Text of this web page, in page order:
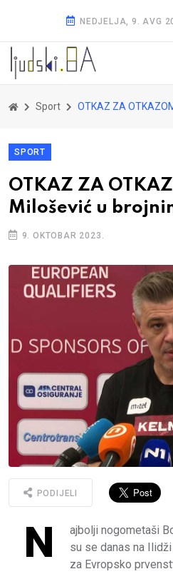
NEDJELJA, 9. AVG
Sport OTKAZ ZA OTKAZOM: Selektor Milošević u
SPORT
OTKAZ ZA
Milošević u
9. OKTOBAR 2023.
PODIJELI
N
ajbolji nogometaši
su se danas na
za Evropsko